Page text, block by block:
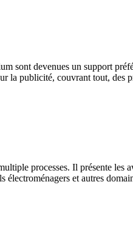
sont devenues un support
la publicité, couvrant tout, des
processes. Il présente les
et autres